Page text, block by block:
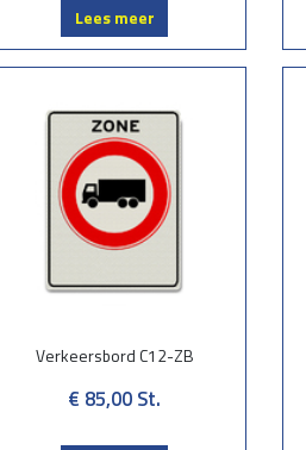
Lees meer
Verkeersbord C12-ZB
€ 85,00 St.